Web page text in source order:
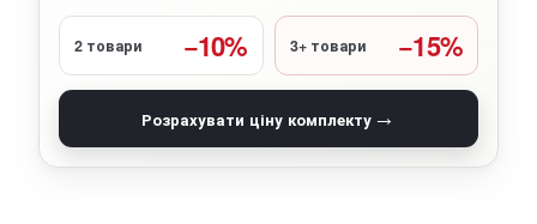
2 товари −10% 3+ товари −15%
Розрахувати ціну комплекту →